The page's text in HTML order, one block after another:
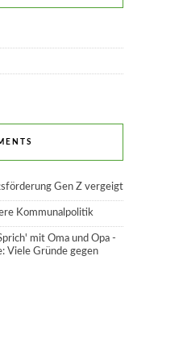
Gen Z vergeigt
Kommunalpolitik
mit Oma und Opa -
Viele Gründe gegen